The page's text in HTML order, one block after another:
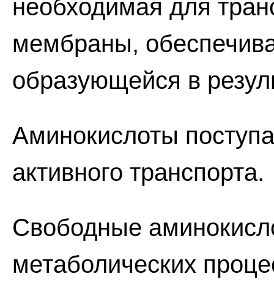
необходимая для
мембраны,
образующейся в
Аминокислоты
активного транспорта.
Свободные
метаболических